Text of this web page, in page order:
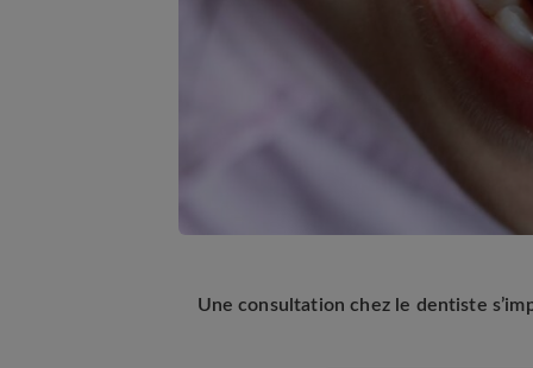
Une consultation chez le dentiste